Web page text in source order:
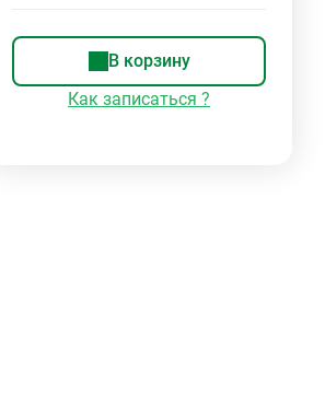
В корзину
Как записаться ?